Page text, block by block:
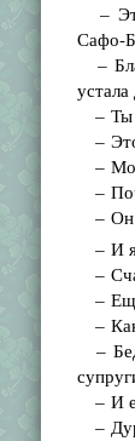
–
Сафо-
–
– Ты
–
–
–
– Он
– И я
–
–
–
–
– И
–